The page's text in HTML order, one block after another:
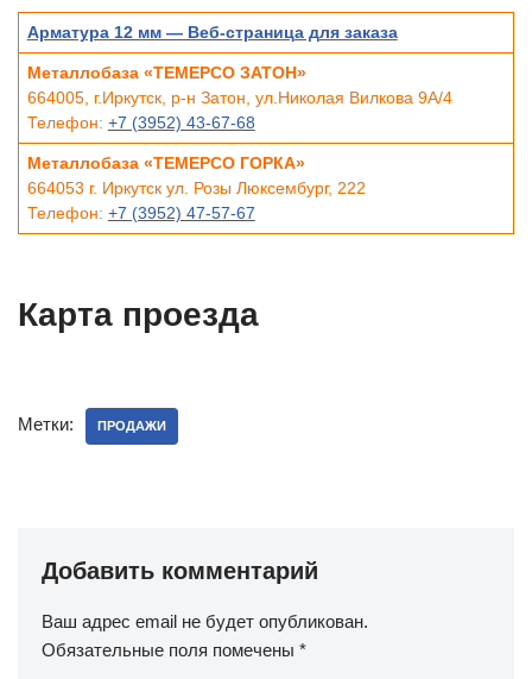
Арматура 12 мм — Веб-страница для заказа
Металлобаза «ТЕМЕРСО ЗАТОН»
664005, г.Иркутск, р-н Затон, ул.Николая Вилкова 9А/4
Телефон: +7 (3952) 43-67-68
Металлобаза «ТЕМЕРСО ГОРКА»
664053 г. Иркутск ул. Розы Люксембург, 222
Телефон: +7 (3952) 47-57-67
Карта проезда
Метки: ПРОДАЖИ
Добавить комментарий
Ваш адрес email не будет опубликован.
Обязательные поля помечены *